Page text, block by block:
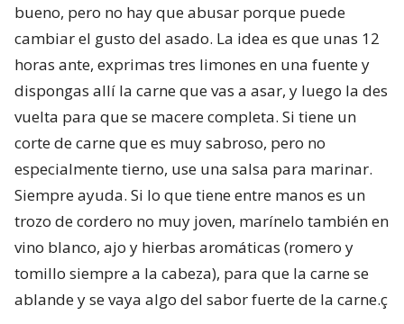
bueno, pero no hay que abusar porque puede
cambiar el gusto del asado. La idea es que unas 12
horas ante, exprimas tres limones en una fuente y
dispongas allí la carne que vas a asar, y luego la des
vuelta para que se macere completa. Si tiene un
corte de carne que es muy sabroso, pero no
especialmente tierno, use una salsa para marinar.
Siempre ayuda. Si lo que tiene entre manos es un
trozo de cordero no muy joven, marínelo también en
vino blanco, ajo y hierbas aromáticas (romero y
tomillo siempre a la cabeza), para que la carne se
ablande y se vaya algo del sabor fuerte de la carne.ç